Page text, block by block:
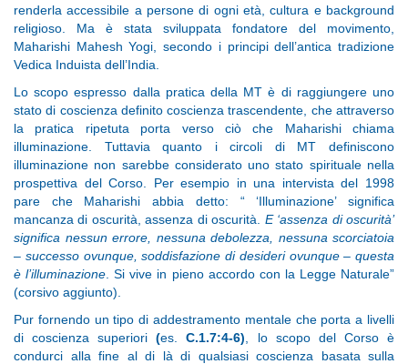
renderla accessibile a persone di ogni età, cultura e background
religioso. Ma è stata sviluppata fondatore del movimento,
Maharishi Mahesh Yogi, secondo i principi dell’antica tradizione
Vedica Induista dell’India.
Lo scopo espresso dalla pratica della MT è di raggiungere uno
stato di coscienza definito coscienza trascendente, che attraverso
la pratica ripetuta porta verso ciò che Maharishi chiama
illuminazione. Tuttavia quanto i circoli di MT definiscono
illuminazione non sarebbe considerato uno stato spirituale nella
prospettiva del Corso. Per esempio in una intervista del 1998
pare che Maharishi abbia detto: “ ‘Illuminazione’ significa
mancanza di oscurità, assenza di oscurità. E ‘assenza di oscurità’
significa nessun errore, nessuna debolezza, nessuna scorciatoia
– successo ovunque, soddisfazione di desideri ovunque – questa
è l’illuminazione . Si vive in pieno accordo con la Legge Naturale”
(corsivo aggiunto).
Pur fornendo un tipo di addestramento mentale che porta a livelli
di coscienza superiori(es.C.1.7:4-6) , lo scopo del Corso è
condurci alla fine al di là di qualsiasi coscienza basata sulla